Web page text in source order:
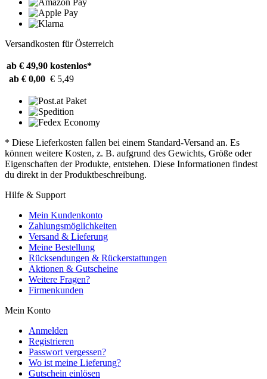
Versandkosten für Österreich
ab € 49,90 kostenlos*
ab € 0,00 € 5,49
* Diese Lieferkosten fallen bei einem Standard-Versand an. Es
können weitere Kosten, z. B. aufgrund des Gewichts, Größe oder
Eigenschaften der Produkte, entstehen. Diese Informationen findest
du direkt in der Produktbeschreibung.
Hilfe & Support
Mein Kundenkonto
Zahlungsmöglichkeiten
Versand & Lieferung
Meine Bestellung
Rücksendungen & Rückerstattungen
Aktionen & Gutscheine
Weitere Fragen?
Firmenkunden
Mein Konto
Anmelden
Registrieren
Passwort vergessen?
Wo ist meine Lieferung?
Gutschein einlösen